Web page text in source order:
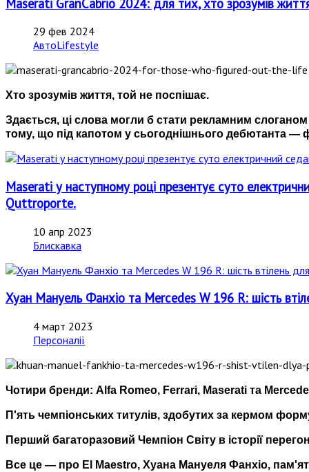
29 фев 2024
АвтоLifestyle
Хто зрозумів життя, той не поспішає.
Здається, ці слова могли б стати рекламним
тому, що під капотом у сьогоднішнього дебютанта —
Maserati у наступному році презентує суто
Quttroporte.
10 апр 2023
Блискавка
Хуан Мануель Фанхіо та Mercedes W 196 R: шість
4 март 2023
Персоналії
Чотири бренди: Alfa Romeo, Ferrari, Maserati та
П'ять чемпіонських титулів, здобутих за кермом
Перший багаторазовий Чемпіон Світу в історії
Все це — про El Maestro, Хуана Мануеля Фанхіо,